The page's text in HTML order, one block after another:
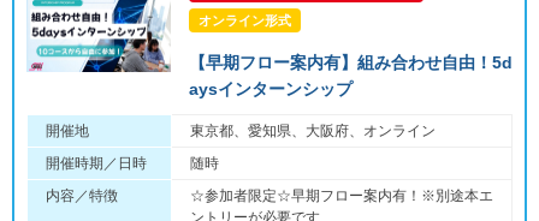
オンライン形式
【早期フロー案内有】組み合わせ自由！5d
aysインターンシップ
開催地
東京都、愛知県、大阪府、オンライン
開催時期／日時
随時
内容／特徴
☆参加者限定☆早期フロー案内有！※別途本エ